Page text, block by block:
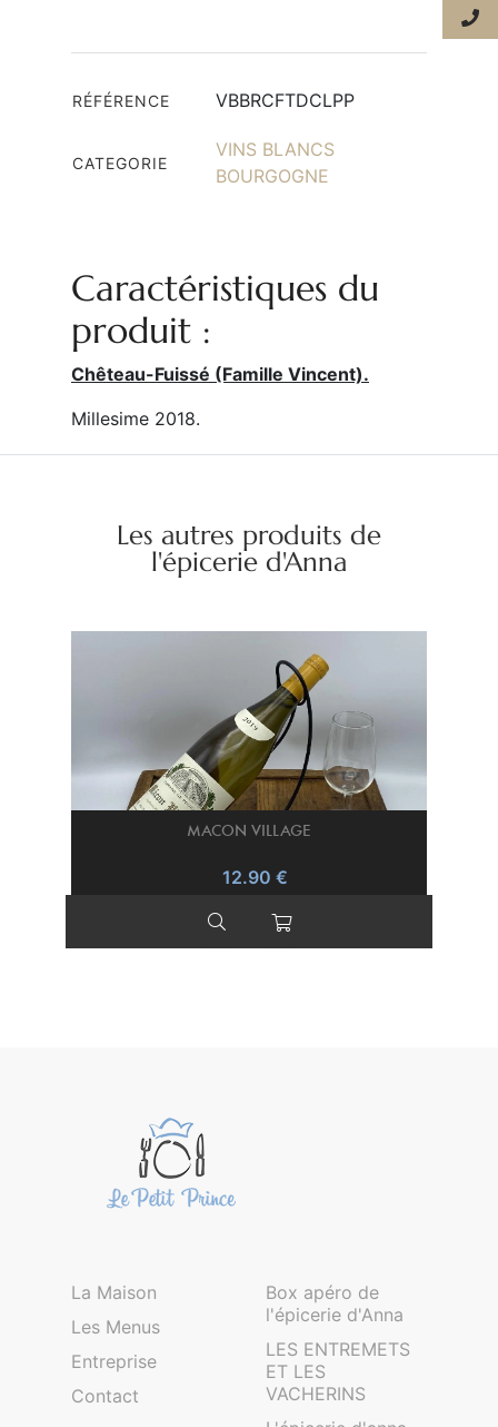
RÉFÉRENCE VBBRCFTDCLPP
CATEGORIE
VINS BLANCS
BOURGOGNE
Caractéristiques du
produit :
Chêteau-Fuissé (Famille Vincent).
Millesime 2018.
Les autres produits de
l'épicerie d'Anna
MACON VILLAGE
12.90 €
La Maison
Les Menus
Entreprise
Contact
Box apéro de
l'épicerie d'Anna
LES ENTREMETS
ET LES
VACHERINS